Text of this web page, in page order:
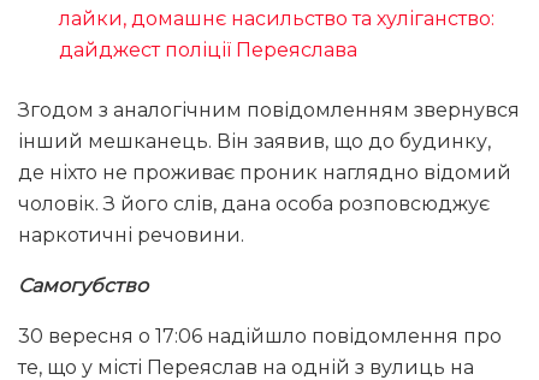
лайки, домашнє насильство та хуліганство:
дайджест поліції Переяслава
Згодом з аналогічним повідомленням звернувся
інший мешканець. Він заявив, що до будинку,
де ніхто не проживає проник наглядно відомий
чоловік. З його слів, дана особа розповсюджує
наркотичні речовини.
Самогубство
30 вересня о 17:06 надійшло повідомлення про
те, що у місті Переяслав на одній з вулиць на